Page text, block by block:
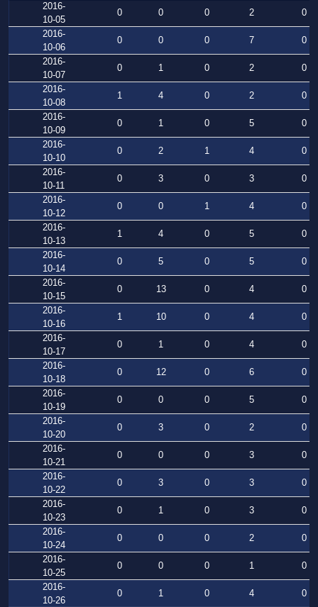
2016-
10-05
0 0 0 2
0
2016-
10-06
0 0 0 7
0
2016-
10-07
0 1 0 2
0
2016-
10-08
1 4 0 2
0
2016-
10-09
0 1 0 5
0
2016-
10-10
0 2 1 4
0
2016-
10-11
0 3 0 3
0
2016-
10-12
0 0 1 4
0
2016-
10-13
1 4 0 5
0
2016-
10-14
0 5 0 5
0
2016-
10-15
0 13 0 4
0
2016-
10-16
1 10 0 4
0
2016-
10-17
0 1 0 4
0
2016-
10-18
0 12 0 6
0
2016-
10-19
0 0 0 5
0
2016-
10-20
0 3 0 2
0
2016-
10-21
0 0 0 3
0
2016-
10-22
0 3 0 3
0
2016-
10-23
0 1 0 3
0
2016-
10-24
0 0 0 2
0
2016-
10-25
0 0 0 1
0
2016-
10-26
0 1 0 4
0